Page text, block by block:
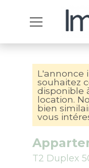
L'annonce
souhaitez
disponible
location.
bien
vous
T2 Duplex